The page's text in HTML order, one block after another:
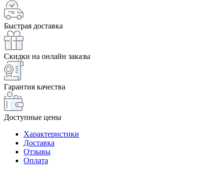
Быстрая доставка
Скидки на онлайн заказы
Гарантия качества
Доступные цены
Характеристики
Доставка
Отзывы
Оплата